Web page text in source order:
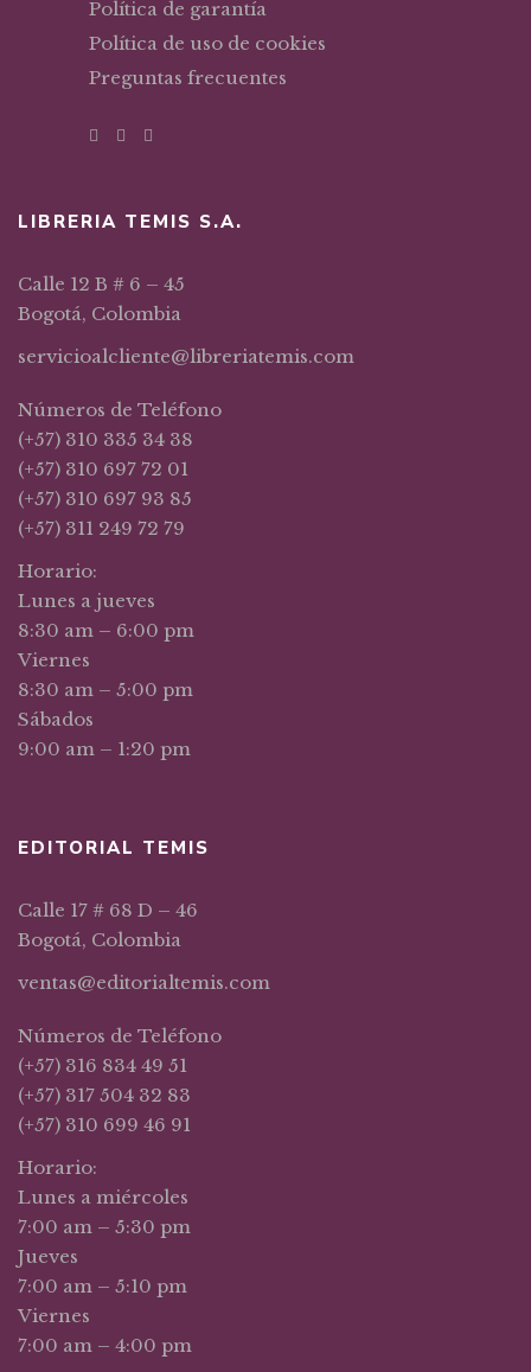
Política de garantía
Política de uso de cookies
Preguntas frecuentes
LIBRERIA TEMIS S.A.
Calle 12 B # 6 – 45
Bogotá, Colombia
servicioalcliente@libreriatemis.com
Números de Teléfono
(+57) 310 335 34 38
(+57) 310 697 72 01
(+57) 310 697 93 85
(+57) 311 249 72 79
Horario:
Lunes a jueves
8:30 am – 6:00 pm
Viernes
8:30 am – 5:00 pm
Sábados
9:00 am – 1:20 pm
EDITORIAL TEMIS
Calle 17 # 68 D – 46
Bogotá, Colombia
ventas@editorialtemis.com
Números de Teléfono
(+57) 316 834 49 51
(+57) 317 504 32 83
(+57) 310 699 46 91
Horario:
Lunes a miércoles
7:00 am – 5:30 pm
Jueves
7:00 am – 5:10 pm
Viernes
7:00 am – 4:00 pm